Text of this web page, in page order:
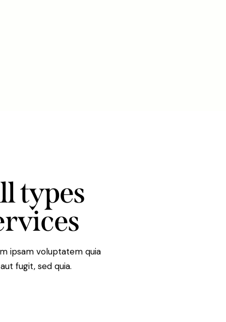
types
ipsam voluptatem quia
fugit, sed quia.